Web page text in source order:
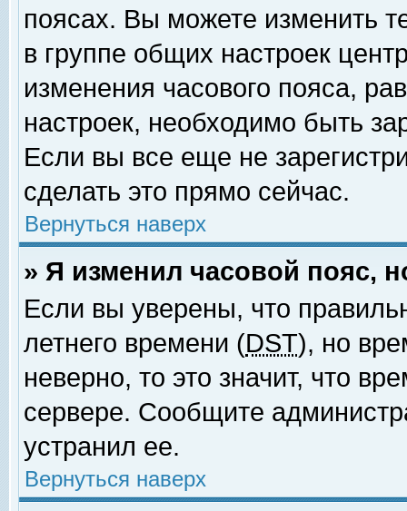
поясах. Вы можете изменить
в группе общих настроек
изменения часового пояса,
настроек, необходимо быть
Если вы все еще не
сделать это прямо сейчас.
Вернуться наверх
» Я изменил часовой пояс,
Если вы уверены, что
летнего времени (DST), но
неверно, то это значит, что
сервере. Сообщите
устранил ее.
Вернуться наверх